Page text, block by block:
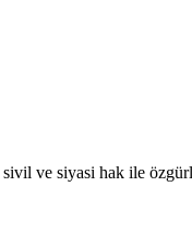
ve siyasi hak ile